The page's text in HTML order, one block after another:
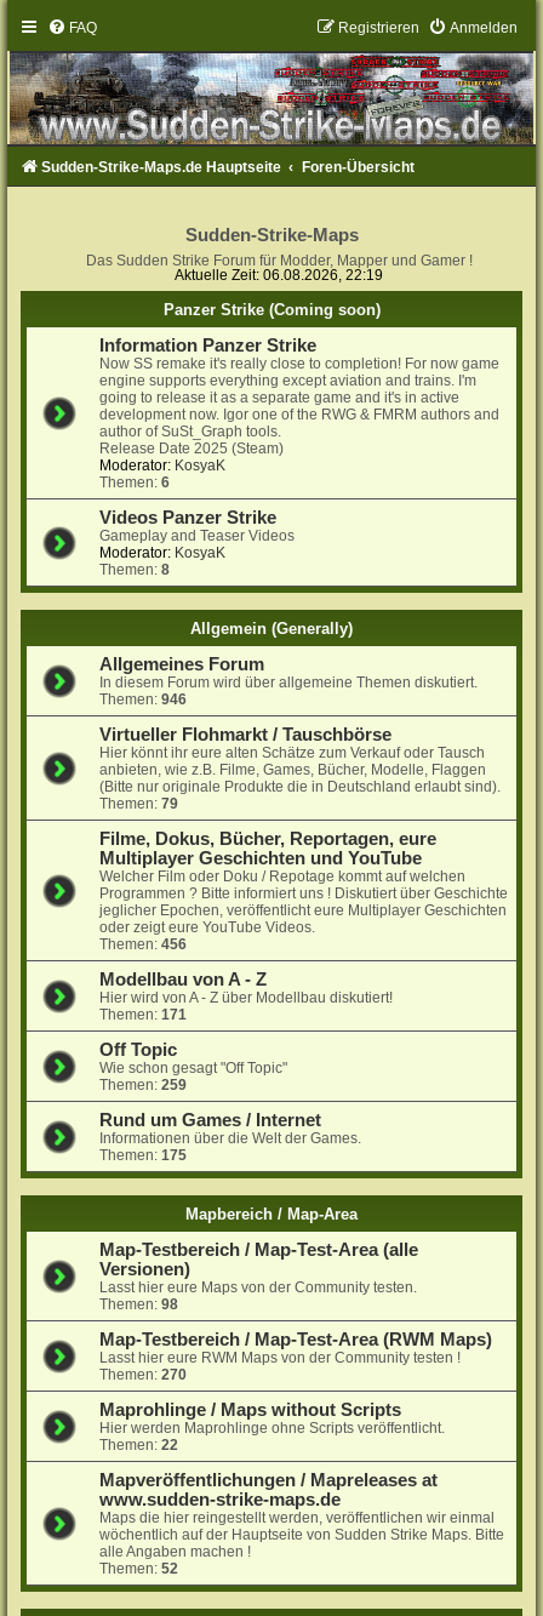
FAQ Anmelden
Registrieren
Sudden-Strike-Maps.de Hauptseite Foren-Übersicht
Sudden-Strike-Maps
Das Sudden Strike Forum für Modder, Mapper und Gamer !
Aktuelle Zeit: 06.08.2026, 22:19
Panzer Strike (Coming soon)
Information Panzer Strike
Now SS remake it's really close to completion! For now game
engine supports everything except aviation and trains. I'm
going to release it as a separate game and it's in active
development now. Igor one of the RWG & FMRM authors and
author of SuSt_Graph tools.
Release Date 2025 (Steam)
Moderator: KosyaK
Themen:6
Videos Panzer Strike
Gameplay and Teaser Videos
Moderator: KosyaK
Themen:8
Allgemein (Generally)
Allgemeines Forum
In diesem Forum wird über allgemeine Themen diskutiert.
Themen:946
Virtueller Flohmarkt / Tauschbörse
Hier könnt ihr eure alten Schätze zum Verkauf oder Tausch
anbieten, wie z.B. Filme, Games, Bücher, Modelle, Flaggen
(Bitte nur originale Produkte die in Deutschland erlaubt sind).
Themen:79
Filme, Dokus, Bücher, Reportagen, eure
Multiplayer Geschichten und YouTube
Welcher Film oder Doku / Repotage kommt auf welchen
Programmen ? Bitte informiert uns ! Diskutiert über Geschichte
jeglicher Epochen, veröffentlicht eure Multiplayer Geschichten
oder zeigt eure YouTube Videos.
Themen:456
Modellbau von A - Z
Hier wird von A - Z über Modellbau diskutiert!
Themen:171
Off Topic
Wie schon gesagt "Off Topic"
Themen:259
Rund um Games / Internet
Informationen über die Welt der Games.
Themen:175
Mapbereich / Map-Area
Map-Testbereich / Map-Test-Area (alle
Versionen)
Lasst hier eure Maps von der Community testen.
Themen:98
Map-Testbereich / Map-Test-Area (RWM Maps)
Lasst hier eure RWM Maps von der Community testen !
Themen:270
Maprohlinge / Maps without Scripts
Hier werden Maprohlinge ohne Scripts veröffentlicht.
Themen:22
Mapveröffentlichungen / Mapreleases at
www.sudden-strike-maps.de
Maps die hier reingestellt werden, veröffentlichen wir einmal
wöchentlich auf der Hauptseite von Sudden Strike Maps. Bitte
alle Angaben machen !
Themen:52